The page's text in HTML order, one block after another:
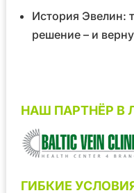
История Эвелин:
решение – и
НАШ ПАРТНЁР В
ГИБКИЕ